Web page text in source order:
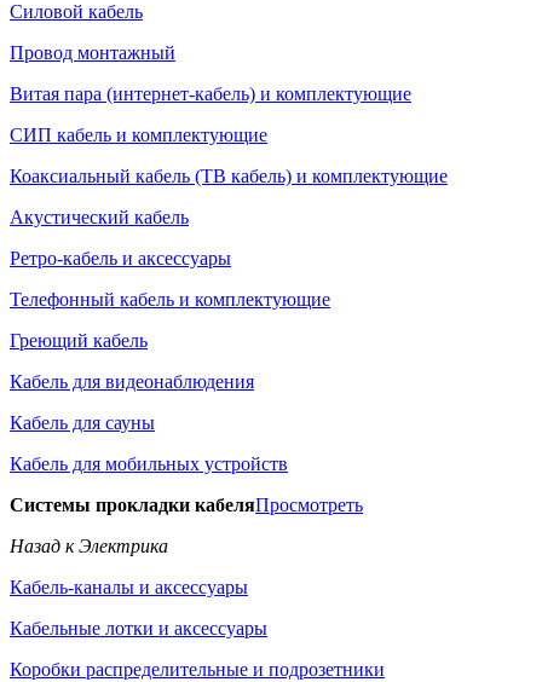
Силовой кабель
Провод монтажный
Витая пара (интернет-кабель) и комплектующие
СИП кабель и комплектующие
Коаксиальный кабель (ТВ кабель) и комплектующие
Акустический кабель
Ретро-кабель и аксессуары
Телефонный кабель и комплектующие
Греющий кабель
Кабель для видеонаблюдения
Кабель для сауны
Кабель для мобильных устройств
Системы прокладки кабеляПросмотреть
Назад к Электрика
Кабель-каналы и аксессуары
Кабельные лотки и аксессуары
Коробки распределительные и подрозетники